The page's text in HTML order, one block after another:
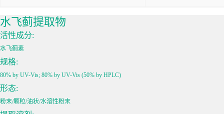
水飞蓟提取物
活性成分:
水飞蓟素
规格:
80% by UV-Vis; 80% by UV-Vis (50% by HPLC)
形态:
粉末/颗粒/油状/水溶性粉末